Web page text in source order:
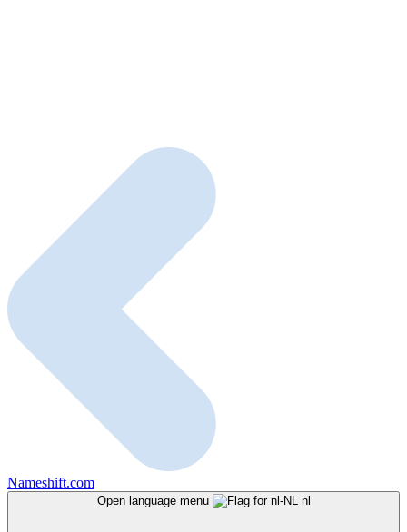
Nameshift.com
Open language menu nl